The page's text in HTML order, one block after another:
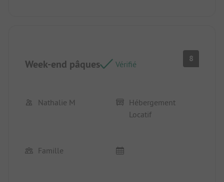
Week-end pâques Vérifié
8
Nathalie M
Hébergement
Locatif
Famille